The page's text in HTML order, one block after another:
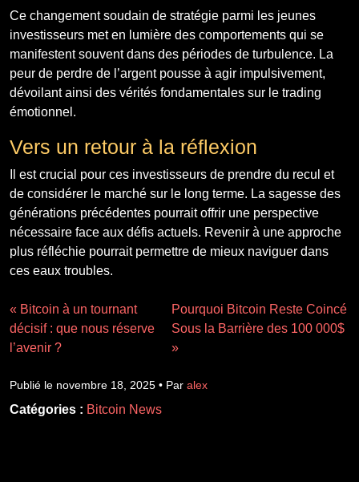
Ce changement soudain de stratégie parmi les jeunes
investisseurs met en lumière des comportements qui se
manifestent souvent dans des périodes de turbulence. La
peur de perdre de l’argent pousse à agir impulsivement,
dévoilant ainsi des vérités fondamentales sur le trading
émotionnel.
Vers un retour à la réflexion
Il est crucial pour ces investisseurs de prendre du recul et
de considérer le marché sur le long terme. La sagesse des
générations précédentes pourrait offrir une perspective
nécessaire face aux défis actuels. Revenir à une approche
plus réfléchie pourrait permettre de mieux naviguer dans
ces eaux troubles.
« Bitcoin à un tournant
décisif : que nous réserve
l’avenir ?
Pourquoi Bitcoin Reste Coincé
Sous la Barrière des 100 000$
»
Publié le novembre 18, 2025 • Par alex
Catégories : Bitcoin News